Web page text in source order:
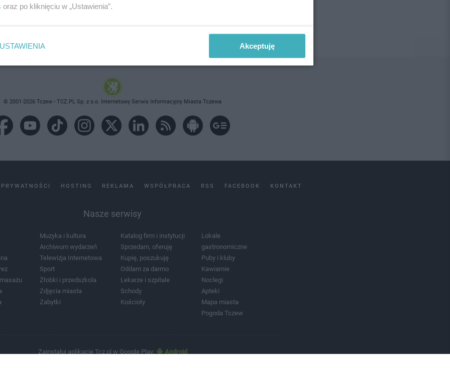
© 2001-2026 Tczew - TCZ.PL Sp. z o.o. Internetowy Serwis Informacyjny Miasta Tczewa
HOSTING REKLAMA WSPÓŁPRACA RSS FACEBOOK KONTAKT
Nasze serwisy
Muzyka i kultura
Archiwum wydarzeń
Telewizja Internetowa
Sport
Żłobki i przedszkola
Zdjęcia miasta
Zabytki
Katalog firm i instytucji
Sprzedam, oferuję
Kupię, poszukuję
Oddam za darmo
Lekarze i szpitale
Schody
Kościoły
Lokale
gastronomiczne
Puby i kluby
Kawiarnie
Noclegi
Apteki
Mapa miasta
Pogoda Tczew
Zainstaluj aplikację Tcz.pl w Google Play: Android
oraz po kliknięciu w „Ustawienia”.
USTAWIENIA Akceptuję